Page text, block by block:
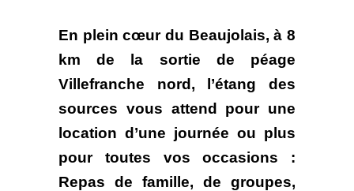
En plein cœur du Beaujolais, à 8
km de la sortie de péage
Villefranche nord, l’étang des
sources vous attend pour une
location d’une journée ou plus
pour toutes vos occasions :
Repas de famille, de groupes,